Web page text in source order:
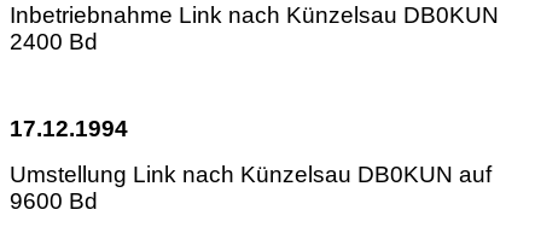
Inbetriebnahme Link nach Künzelsau DB0KUN
2400 Bd
17.12.1994
Umstellung Link nach Künzelsau DB0KUN auf
9600 Bd